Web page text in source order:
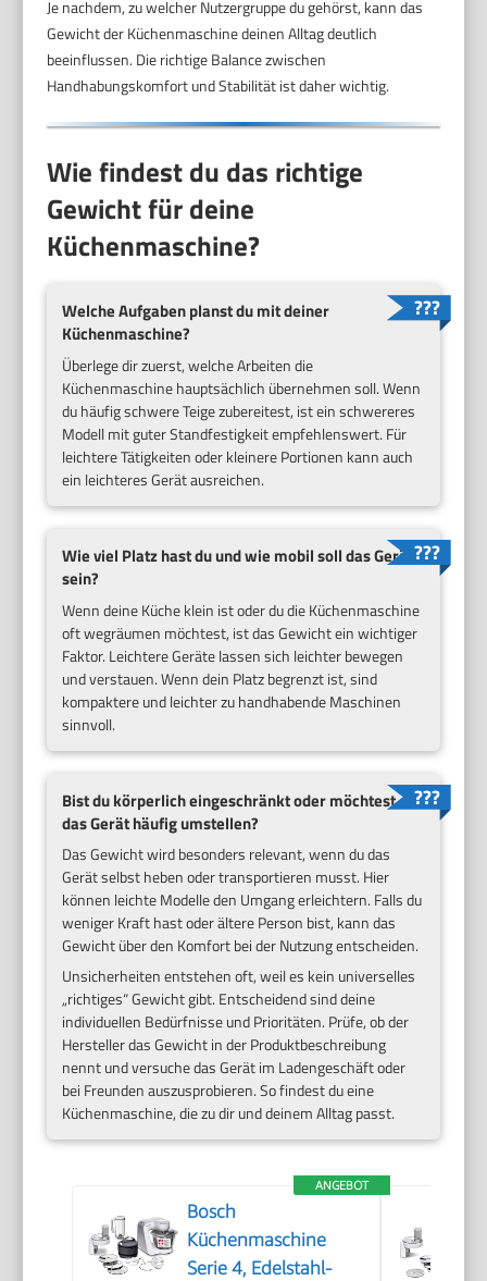
Je nachdem, zu welcher Nutzergruppe du gehörst, kann das
Gewicht der Küchenmaschine deinen Alltag deutlich
beeinflussen. Die richtige Balance zwischen
Handhabungskomfort und Stabilität ist daher wichtig.
Wie findest du das richtige
Gewicht für deine
Küchenmaschine?
Welche Aufgaben planst du mit deiner
Küchenmaschine?
Überlege dir zuerst, welche Arbeiten die
Küchenmaschine hauptsächlich übernehmen soll. Wenn
du häufig schwere Teige zubereitest, ist ein schwereres
Modell mit guter Standfestigkeit empfehlenswert. Für
leichtere Tätigkeiten oder kleinere Portionen kann auch
ein leichteres Gerät ausreichen.
Wie viel Platz hast du und wie mobil soll das Gerät
sein?
Wenn deine Küche klein ist oder du die Küchenmaschine
oft wegräumen möchtest, ist das Gewicht ein wichtiger
Faktor. Leichtere Geräte lassen sich leichter bewegen
und verstauen. Wenn dein Platz begrenzt ist, sind
kompaktere und leichter zu handhabende Maschinen
sinnvoll.
Bist du körperlich eingeschränkt oder möchtest du
das Gerät häufig umstellen?
Das Gewicht wird besonders relevant, wenn du das
Gerät selbst heben oder transportieren musst. Hier
können leichte Modelle den Umgang erleichtern. Falls du
weniger Kraft hast oder ältere Person bist, kann das
Gewicht über den Komfort bei der Nutzung entscheiden.
Unsicherheiten entstehen oft, weil es kein universelles
„richtiges“ Gewicht gibt. Entscheidend sind deine
individuellen Bedürfnisse und Prioritäten. Prüfe, ob der
Hersteller das Gewicht in der Produktbeschreibung
nennt und versuche das Gerät im Ladengeschäft oder
bei Freunden auszusprobieren. So findest du eine
Küchenmaschine, die zu dir und deinem Alltag passt.
ANGEBOT
Bosch
Küchenmaschine
Serie 4, Edelstahl-